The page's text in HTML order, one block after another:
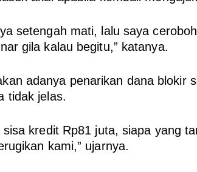
setengah mati, lalu saya
gila kalau begitu,” katanya.
adanya penarikan dana blokir
tidak jelas.
kredit Rp81 juta, siapa yang
kami,” ujarnya.